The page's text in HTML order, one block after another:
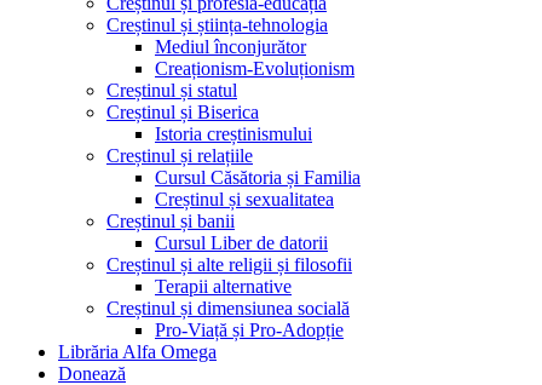
Creștinul și știința-tehnologia
Mediul înconjurător
Creaționism-Evoluționism
Creștinul și statul
Creștinul și Biserica
Istoria creștinismului
Creștinul și relațiile
Cursul Căsătoria și Familia
Creștinul și sexualitatea
Creștinul și banii
Cursul Liber de datorii
Creștinul și alte religii și filosofii
Terapii alternative
Creștinul și dimensiunea socială
Pro-Viață și Pro-Adopție
Librăria Alfa Omega
Donează